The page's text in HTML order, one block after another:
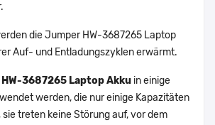
die Jumper HW-3687265 Laptop
Auf- und Entladungszyklen erwärmt.
3687265 Laptop Akku in einige
werden, die nur einige Kapazitäten
treten keine Störung auf, vor dem